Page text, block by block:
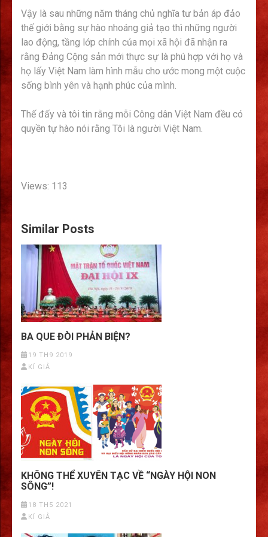
Vậy là sau những năm tháng chủ nghĩa tư bản áp đảo
thế giới bằng sự hào nhoáng giả tạo thì những người
lao động, tầng lớp chính của mọi xã hội đã nhận ra
rằng Đảng Cộng sản mới thực sự là phú hợp với họ và
họ lấy Việt Nam làm hình mẫu cho ước mong một cuộc
sống bình yên và hạnh phúc của mình.
Thế đấy và tôi tin rằng mỗi Công dân Việt Nam đều có
quyền tự hào nói rằng Tôi là người Việt Nam.
Views: 113
Similar Posts
BA QUE ĐÒI PHẢN BIỆN?
19 TH9 2019
KÍ GIẢ
KHÔNG THỂ XUYÊN TẠC VỀ “NGÀY HỘI NON
SÔNG”!
18 TH5 2021
KÍ GIẢ